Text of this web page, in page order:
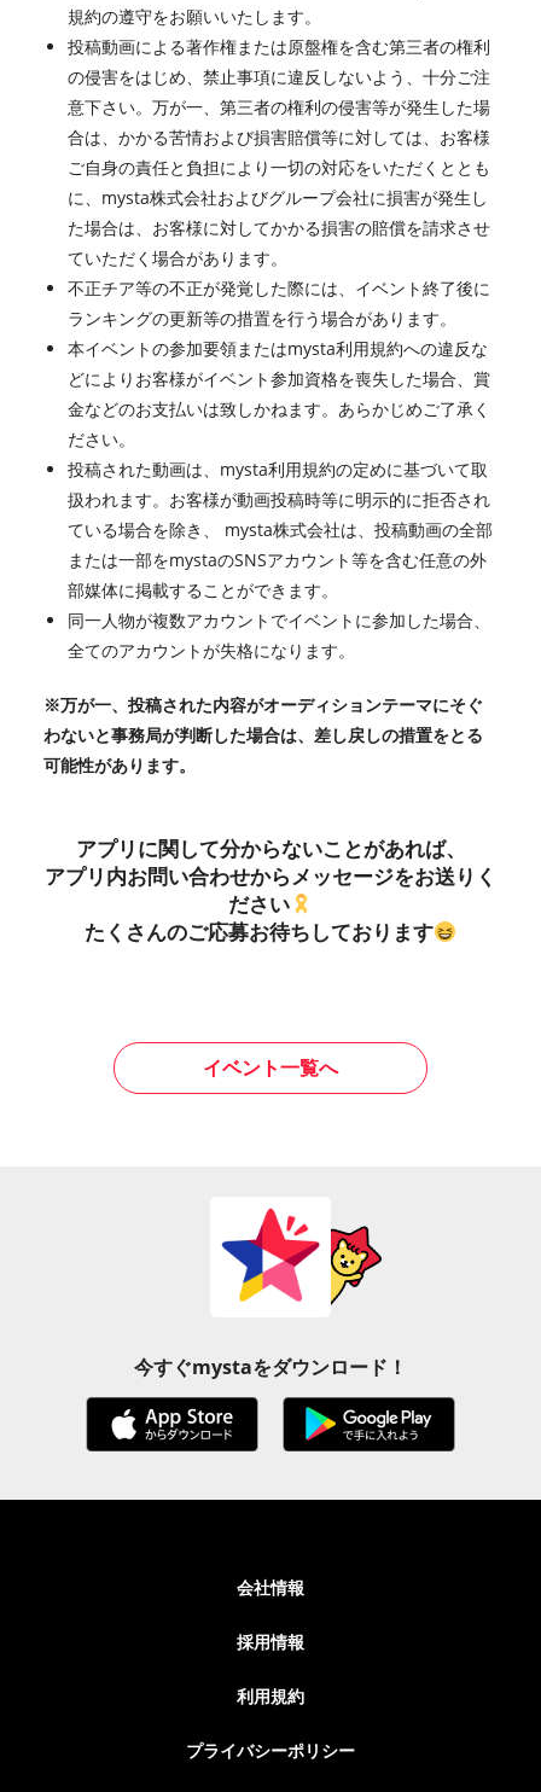
規約の遵守をお願いいたします。
投稿動画による著作権または原盤権を含む第三者の権利
の侵害をはじめ、禁止事項に違反しないよう、十分ご注
意下さい。万が一、第三者の権利の侵害等が発生した場
合は、かかる苦情および損害賠償等に対しては、お客様
ご自身の責任と負担により一切の対応をいただくととも
に、mysta株式会社およびグループ会社に損害が発生し
た場合は、お客様に対してかかる損害の賠償を請求させ
ていただく場合があります。
不正チア等の不正が発覚した際には、イベント終了後に
ランキングの更新等の措置を行う場合があります。
本イベントの参加要領またはmysta利用規約への違反な
どによりお客様がイベント参加資格を喪失した場合、賞
金などのお支払いは致しかねます。あらかじめご了承く
ださい。
投稿された動画は、mysta利用規約の定めに基づいて取
扱われます。お客様が動画投稿時等に明示的に拒否され
ている場合を除き、 mysta株式会社は、投稿動画の全部
または一部をmystaのSNSアカウント等を含む任意の外
部媒体に掲載することができます。
同一人物が複数アカウントでイベントに参加した場合、
全てのアカウントが失格になります。
※万が一、投稿された内容がオーディションテーマにそぐ
わないと事務局が判断した場合は、差し戻しの措置をとる
可能性があります。
アプリに関して分からないことがあれば、
アプリ内お問い合わせからメッセージをお送りく
ださい
たくさんのご応募お待ちしております
イベント一覧へ
今すぐmystaをダウンロード！
会社情報
採用情報
利用規約
プライバシーポリシー